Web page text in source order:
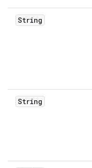
String
String